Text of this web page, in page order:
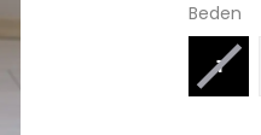
Beden
1